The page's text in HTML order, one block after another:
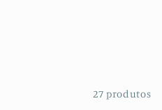
27 produtos